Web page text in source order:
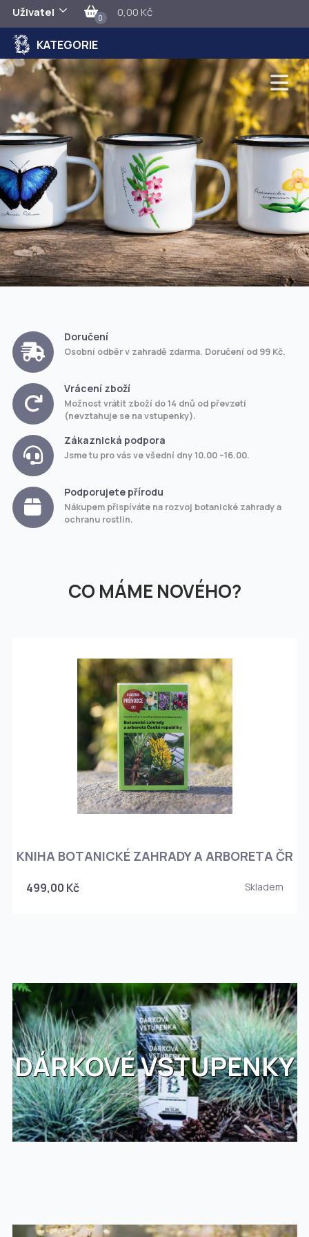
Uživatel 0 0,00 Kč
KATEGORIE
Doručení
Osobní odběr v zahradě zdarma. Doručení od 99 Kč.
Vrácení zboží
Možnost vrátit zboží do 14 dnů od převzetí
(nevztahuje se na vstupenky).
Zákaznická podpora
Jsme tu pro vás ve všední dny 10.00 –16.00.
Podporujete přírodu
Nákupem přispíváte na rozvoj botanické zahrady a
ochranu rostlin.
CO MÁME NOVÉHO?
KNIHA BOTANICKÉ ZAHRADY A ARBORETA ČR
499,00 Kč Skladem
DÁRKOVÉ VSTUPENKY